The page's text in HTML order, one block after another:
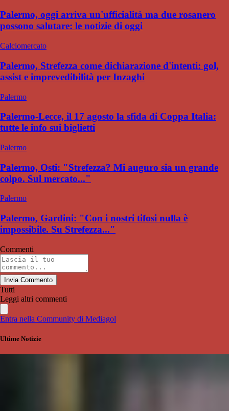
Palermo, oggi arriva un'ufficialità ma due rosanero
possono salutare: le notizie di oggi
Calciomercato
Palermo, Strefezza come dichiarazione d'intenti: gol,
assist e imprevedibilità per Inzaghi
Palermo
Palermo-Lecce, il 17 agosto la sfida di Coppa Italia:
tutte le info sui biglietti
Palermo
Palermo, Osti: "Strefezza? Mi auguro sia un grande
colpo. Sul mercato..."
Palermo
Palermo, Gardini: "Con i nostri tifosi nulla è
impossibile. Su Strefezza..."
Commenti
Invia Commento
Tutti
Leggi altri commenti
Entra nella Community di Mediagol
Ultime Notizie